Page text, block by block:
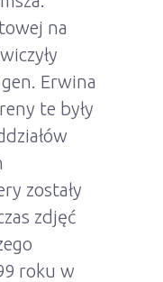
na
Erwina
te były
zostały
zdjęć
roku w